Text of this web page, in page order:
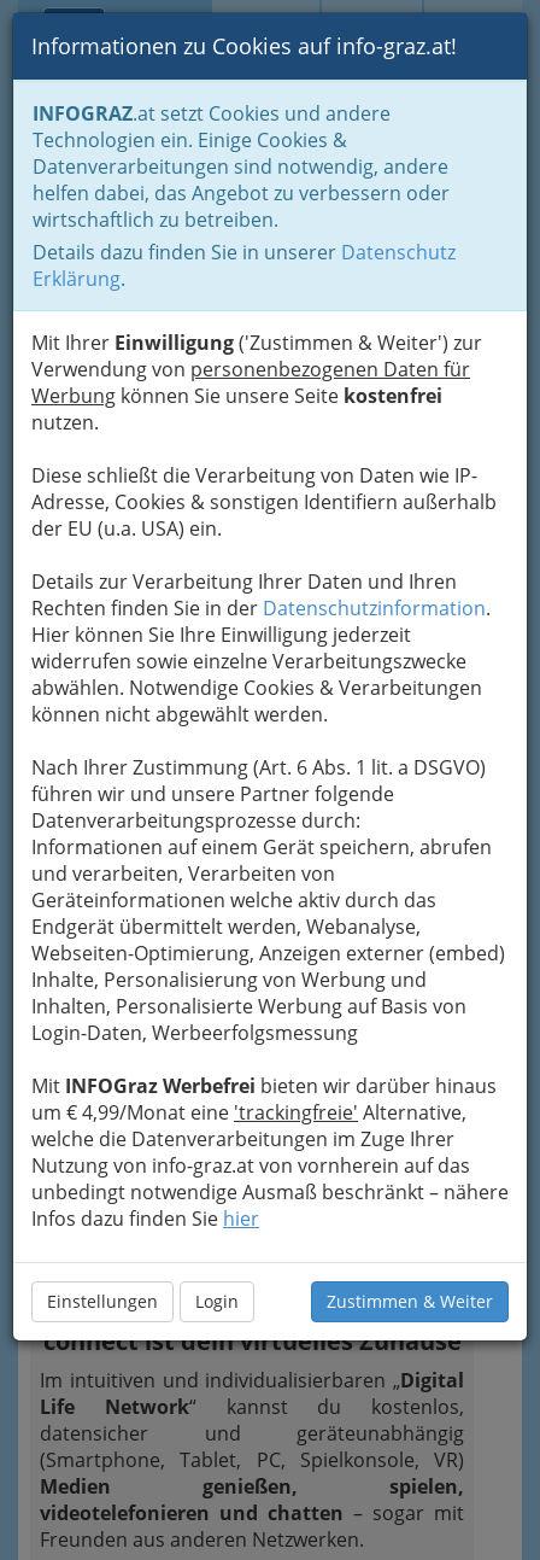
Suche Login Toggle
Informationen zu Cookies auf info-graz.at!
INFOGRAZ.at setzt Cookies und andere
Technologien ein. Einige Cookies &
Datenverarbeitungen sind notwendig, andere
helfen dabei, das Angebot zu verbessern oder
wirtschaftlich zu betreiben.
Details dazu finden Sie in unserer Datenschutz
Erklärung.
Mit Ihrer Einwilligung('Zustimmen & Weiter') zur
Verwendung von personenbezogenen Daten für
Werbung können Sie unsere Seite kostenfrei
nutzen.
Diese schließt die Verarbeitung von Daten wie IP-
Adresse, Cookies & sonstigen Identifiern außerhalb
der EU (u.a. USA) ein.
Details zur Verarbeitung Ihrer Daten und Ihren
Rechten finden Sie in der Datenschutzinformation.
Hier können Sie Ihre Einwilligung jederzeit
widerrufen sowie einzelne Verarbeitungszwecke
abwählen. Notwendige Cookies & Verarbeitungen
können nicht abgewählt werden.
Nach Ihrer Zustimmung (Art. 6 Abs. 1 lit. a DSGVO)
führen wir und unsere Partner folgende
Datenverarbeitungsprozesse durch:
Informationen auf einem Gerät speichern, abrufen
und verarbeiten, Verarbeiten von
Geräteinformationen welche aktiv durch das
Endgerät übermittelt werden, Webanalyse,
Webseiten-Optimierung, Anzeigen externer (embed)
Inhalte, Personalisierung von Werbung und
Inhalten, Personalisierte Werbung auf Basis von
Login-Daten, Werbeerfolgsmessung
Mit INFOGraz Werbefrei bieten wir darüber hinaus
um € 4,99/Monat eine 'trackingfreie' Alternative,
welche die Datenverarbeitungen im Zuge Ihrer
Nutzung von info-graz.at von vornherein auf das
unbedingt notwendige Ausmaß beschränkt – nähere
Infos dazu finden Sie hier
Einstellungen Login Zustimmen & Weiter
Home Branchen
Einkaufen & Schenken - der Handel
Der Handel nach WKO-Gliederung
Landesgremium des Handels mit Maschinen u.
Computersystemen u. technischem und industriellem
Handel mit EDV - Software
Handel mit EDV - Software
Funktionsbestandteile eines Computers bzw. eines jeden
technischen Gegenstandes, der mindestens einen
Mikroprozessor enthält. Dies umfasst vor allem
Computerprogramme sowie die zur Verwendung mit
Bezirksauswahl
1
Neuwirth Web Solutions
Lazarettgasse 34, 8020 Graz
Intra- und Internet
Die sogenannten “Neuen Medien” sind schon
lange nicht mehr neu, undein professioneller
Internetauftritt gehört heute zum
Standardrepertoire jeder Firma. Wir
begleiten sie auf dem Weg zu einer
erfolgreichen Präsenz im World Wide Web. Mit
einem Blick auf unsereReferenzenkönnen Sie
sich von unseren Leistungen überzeugen.
Kategorien
2
e.com GmbH - Social Network
connect - Virtual Reality
Bürgergasse 13 /2/23, 8010
Graz
Neugierig?
connect ist dein virtuelles Zuhause
Im intuitiven und individualisierbaren „Digital
Life Network“ kannst du kostenlos,
datensicher und geräteunabhängig
(Smartphone, Tablet, PC, Spielkonsole, VR)
Medien genießen, spielen,
videotelefonieren und chatten – sogar mit
Freunden aus anderen Netzwerken.